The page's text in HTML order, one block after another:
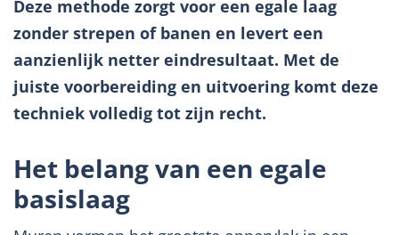
Deze methode zorgt voor een egale laag
zonder strepen of banen en levert een
aanzienlijk netter eindresultaat. Met de
juiste voorbereiding en uitvoering komt deze
techniek volledig tot zijn recht.
Het belang van een egale
basislaag